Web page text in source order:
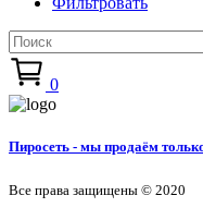
0
Пиросеть - мы продаём
Все права защищены © 2020